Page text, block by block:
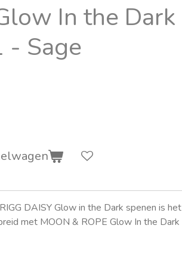
In the Dark
- Sage
DAISY Glow in the Dark spenen is het
met MOON & ROPE Glow In the Dark